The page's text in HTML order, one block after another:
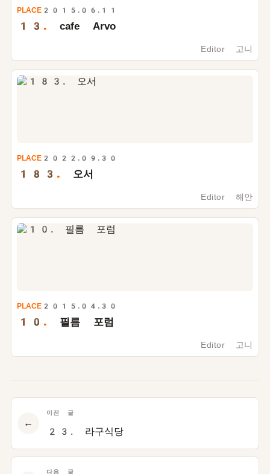
PLACE 2015.06.11
13. cafe Arvo
Editor 고니
PLACE 2022.09.30
183. 오서
Editor 해안
PLACE 2015.04.30
10. 필름 포럼
Editor 고니
←
이전 글
23. 라구식당
다음 글